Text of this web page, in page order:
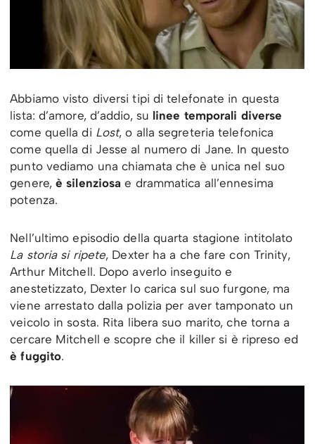
Abbiamo visto diversi tipi di telefonate in questa
lista: d’amore, d’addio, su linee temporali diverse
come quella di Lost, o alla segreteria telefonica
come quella di Jesse al numero di Jane. In questo
punto vediamo una chiamata che è unica nel suo
genere,è silenziosa e drammatica all’ennesima
potenza.
Nell’ultimo episodio della quarta stagione intitolato
La storia si ripete, Dexter ha a che fare con Trinity,
Arthur Mitchell. Dopo averlo inseguito e
anestetizzato, Dexter lo carica sul suo furgone, ma
viene arrestato dalla polizia per aver tamponato un
veicolo in sosta. Rita libera suo marito, che torna a
cercare Mitchell e scopre che il killer si è ripreso ed
è fuggito.